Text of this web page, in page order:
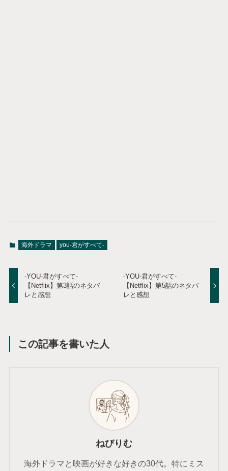
海外ドラマ you-君がすべて-
-YOU-君がすべて-
【Netflix】第3話のネタバ
レと感想
-YOU-君がすべて-
【Netflix】第5話のネタバ
レと感想
この記事を書いた人
ねびりむ
海外ドラマと映画が好きな好きの30代。特にミス